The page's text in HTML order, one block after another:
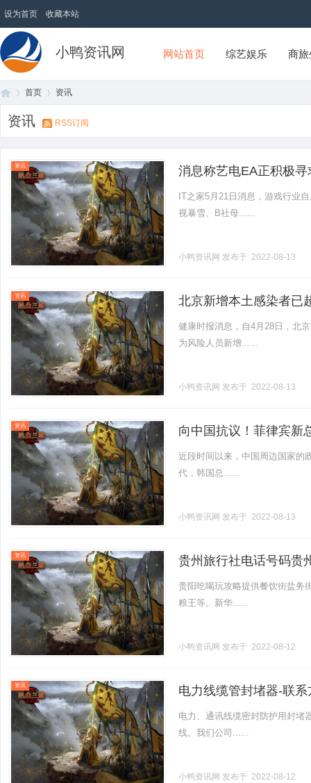
设为首页 收藏本站
小鸭资讯网 网站首页 综艺娱乐 商
首页 资讯
资讯 RSS订阅
资讯 消息称艺电EA正积极
IT之家5月21日消息，游戏行业
视暴雪、B社母......
小鸭资讯网 发布于 2022-08-13
资讯 北京新增本土感染者已
健康时报消息，自4月28日，北
为风险人员新增......
小鸭资讯网 发布于 2022-08-13
资讯 向中国抗议！菲律宾新
近段时间以来，中国周边国家的
代，韩国总......
小鸭资讯网 发布于 2022-08-13
资讯 贵州旅行社电话号码贵
贵阳吃喝玩攻略提供餐饮街盐务
粮王等。新华......
小鸭资讯网 发布于 2022-08-12
资讯 电力线缆管封堵器-联系
电力、通讯线缆密封防护用封堵
线。我们公司......
小鸭资讯网 发布于 2022-08-12